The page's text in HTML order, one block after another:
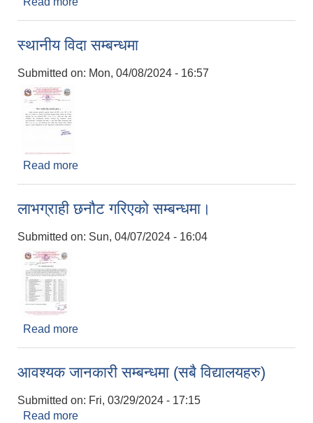
स्थानीय विदा सम्बन्धमा
Submitted on: Mon, 04/08/2024 - 16:57
Read more
लाभग्राही छनौट गरिएको सम्बन्धमा।
Submitted on: Sun, 04/07/2024 - 16:04
Read more
आवश्यक जानकारी सम्बन्धमा (सबै विद्यालयहरु)
Submitted on: Fri, 03/29/2024 - 17:15
Read more